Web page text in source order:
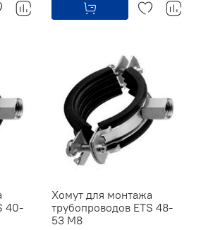
40-
Хомут для монтажа
трубопроводов ETS 48-
53 M8